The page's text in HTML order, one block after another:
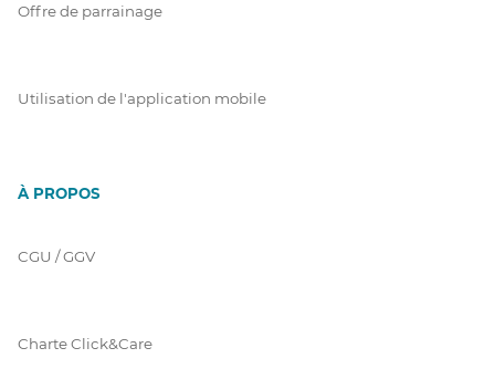
Offre de parrainage
Utilisation de l'application mobile
À PROPOS
CGU / GGV
Charte Click&Care